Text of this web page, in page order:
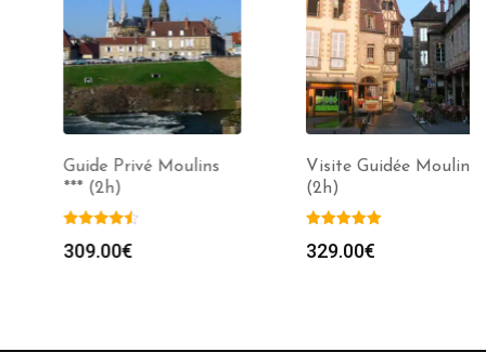
Guide Privé Moulins
*** (2h)
309.00€
Visite Guidée Moulins
(2h)
329.00€